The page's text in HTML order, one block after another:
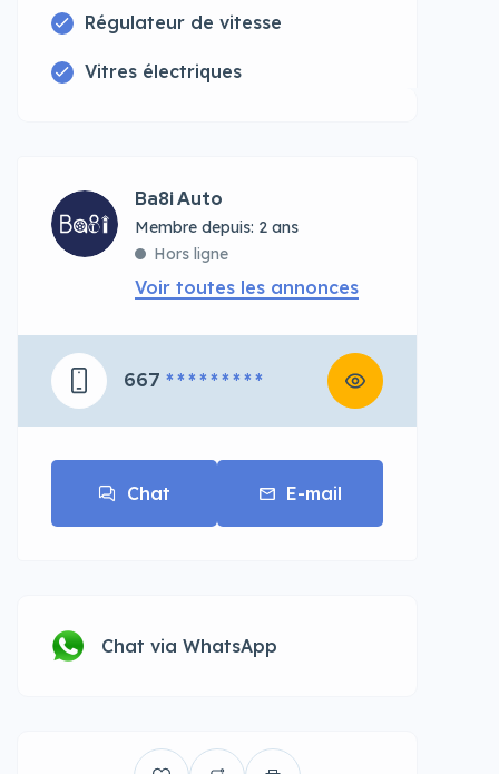
Régulateur de vitesse
Vitres électriques
Ba8i Auto
Membre depuis: 2 ans
Hors ligne
Voir toutes les annonces
667 * * * * * * * * *
Chat E-mail
Chat via WhatsApp